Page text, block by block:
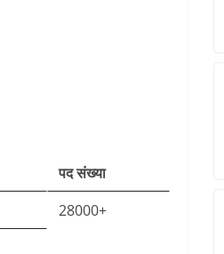
पद संख्या
28000+